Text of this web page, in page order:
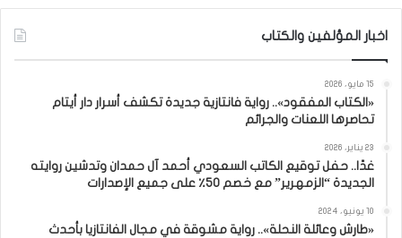
اخبار المؤلفين والكتاب
15 مايو، 2026
«الكتاب المفقود».. رواية فانتازية جديدة تكشف أسرار دار أيتام
تحاصرها اللعنات والجرائم
23 يناير، 2026
غدًا.. حفل توقيع الكاتب السعودي أحمد آل حمدان وتدشين روايته
الجديدة “الزمهرير” مع خصم 50٪ على جميع الإصدارات
10 يونيو، 2024
«طارش وعائلة النحلة».. رواية مشوقة في مجال الفانتازيا بأحدث